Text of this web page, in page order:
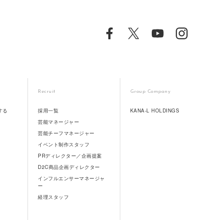
る
Recruit
採用一覧
芸能マネージャー
芸能チーフマネージャー
イベント制作スタッフ
PRディレクター／企画提案
D2C商品企画ディレクター
インフルエンサーマネージャ
ー
経理スタッフ
Group Company
KANA-L HOLDINGS